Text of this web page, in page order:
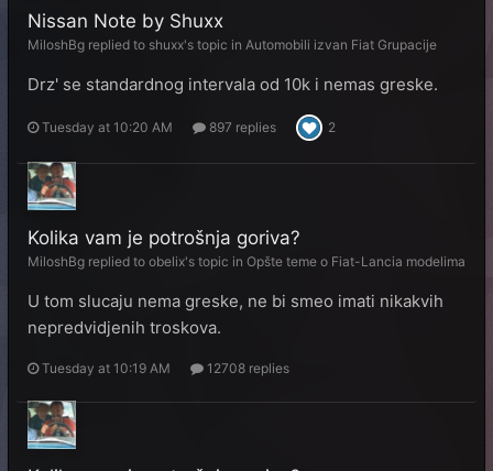
Nissan Note by Shuxx
MiloshBg replied to shuxx's topic in Automobili izvan Fiat Grupacije
Drz' se standardnog intervala od 10k i nemas greske.
Tuesday at 10:20 AM 897 replies 2
Kolika vam je potrošnja goriva?
MiloshBg replied to obelix's topic in Opšte teme o Fiat-Lancia modelima
U tom slucaju nema greske, ne bi smeo imati nikakvih
nepredvidjenih troskova.
Tuesday at 10:19 AM 12708 replies